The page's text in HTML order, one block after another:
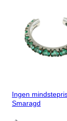
Ingen mindstepris -
Smaragd